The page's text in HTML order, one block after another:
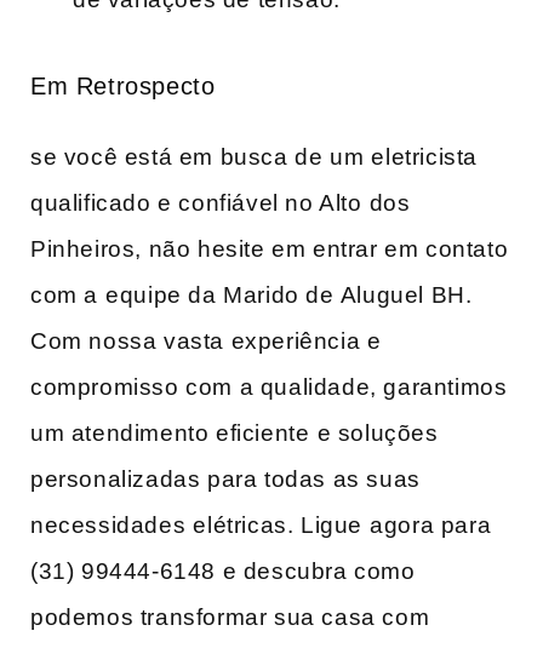
Em Retrospecto
se você está​ em ‌busca de um⁤ eletricista⁢
qualificado e confiável no Alto⁤ dos
Pinheiros, não hesite em entrar ‍em contato
com ‌a ⁤equipe da Marido ‌de ⁣Aluguel BH.
Com nossa vasta experiência ⁢e
compromisso com a qualidade, garantimos
um atendimento eficiente ⁤e soluções
personalizadas para todas as suas
necessidades⁤ elétricas. Ligue⁢ agora para
(31) 99444-6148 ‍e descubra como​
podemos transformar ‌sua casa com